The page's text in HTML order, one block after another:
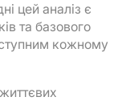
цей аналіз є
та базового
кожному